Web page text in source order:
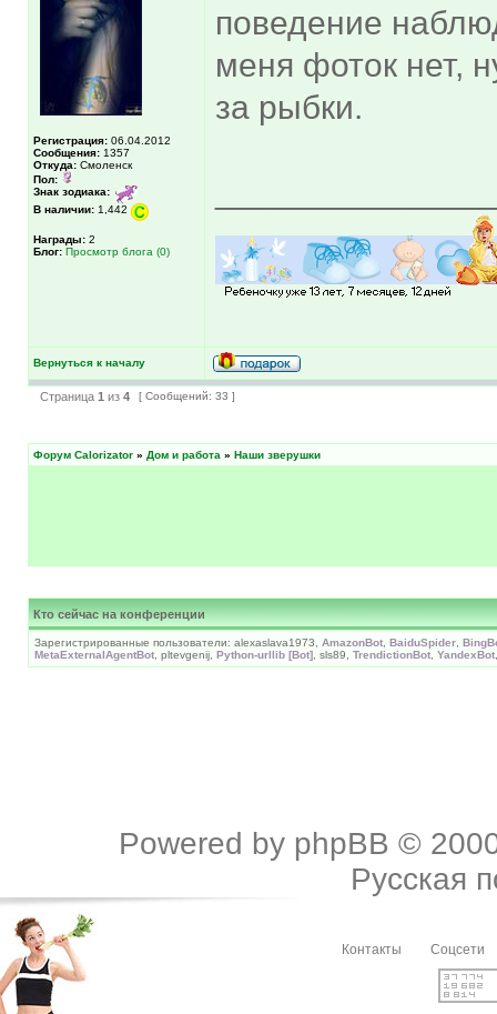
Регистрация: 06.04.2012
Сообщения: 1357
Откуда: Смоленск
Пол:
Знак зодиака:
В наличии: 1,442
Награды: 2
Блог: Просмотр блога (0)
поведение
меня фоток нет,
за рыбки.
Вернуться к началу
Страница 1 из 4 [ Сообщений: 33 ]
Форум Calorizator » Дом и работа » Наши зверушки
Кто сейчас на конференции
Зарегистрированные пользователи: alexaslava1973, AmazonBot BaiduSpider
MetaExternalAgentBot , pltevgenij, Python-urllib [Bot] , sls89, TrendictionBot YandexBot
Powered by phpBB ©
Русская
Контакты Соцсети